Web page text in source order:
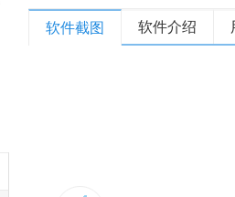
软件截图 软件介绍